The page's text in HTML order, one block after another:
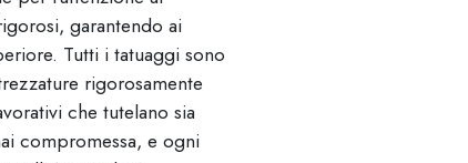
garantendo ai
Tutti i tatuaggi sono
rigorosamente
che tutelano sia
compromessa, e ogni